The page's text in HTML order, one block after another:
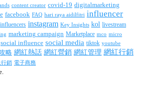
content creator covid-19 digitalmarketing
facebook FAQ hari raya aidilfitri influencer
influencers instagram Key Insights kol livestream
marketing campaign Marketplace mco micro
social influence social media tiktok youtube
略 網紅熱話 網紅營銷 網紅管理 網紅行銷
行銷 電子商務